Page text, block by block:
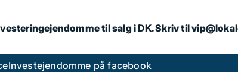
til salg i DK. Skriv til
Investejendomme på facebook